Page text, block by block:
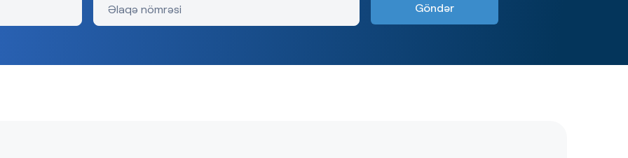
Əlaqə nömrəsi Göndər